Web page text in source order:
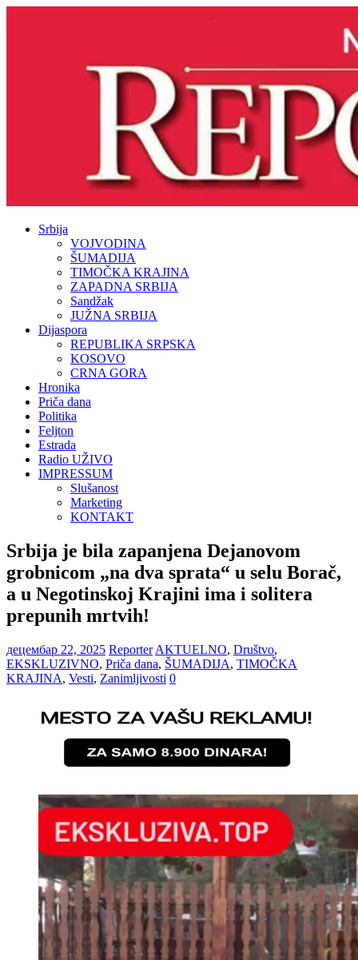
Srbija
VOJVODINA
ŠUMADIJA
TIMOČKA KRAJINA
ZAPADNA SRBIJA
Sandžak
JUŽNA SRBIJA
Dijaspora
REPUBLIKA SRPSKA
KOSOVO
CRNA GORA
Hronika
Priča dana
Politika
Feljton
Estrada
Radio UŽIVO
IMPRESSUM
Slušanost
Marketing
KONTAKT
Srbija je bila zapanjena Dejanovom
grobnicom „na dva sprata“ u selu Borač,
a u Negotinskoj Krajini ima i solitera
prepunih mrtvih!
децембар 22, 2025 Reporter AKTUELNO, Društvo,
EKSKLUZIVNO, Priča dana, ŠUMADIJA, TIMOČKA
KRAJINA, Vesti, Zanimljivosti 0